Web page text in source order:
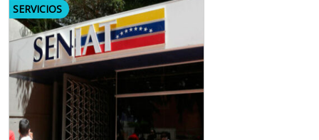
SERVICIOS